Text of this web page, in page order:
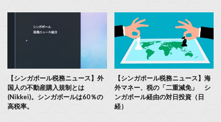
【シンガポール税務ニュース】外
国人の不動産購入規制とは
(Nikkei)。シンガポールは60％の
高税率。
【シンガポール税務ニュース】海
外マネー、税の「二重減免」 シ
ンガポール経由の対日投資（日
経）